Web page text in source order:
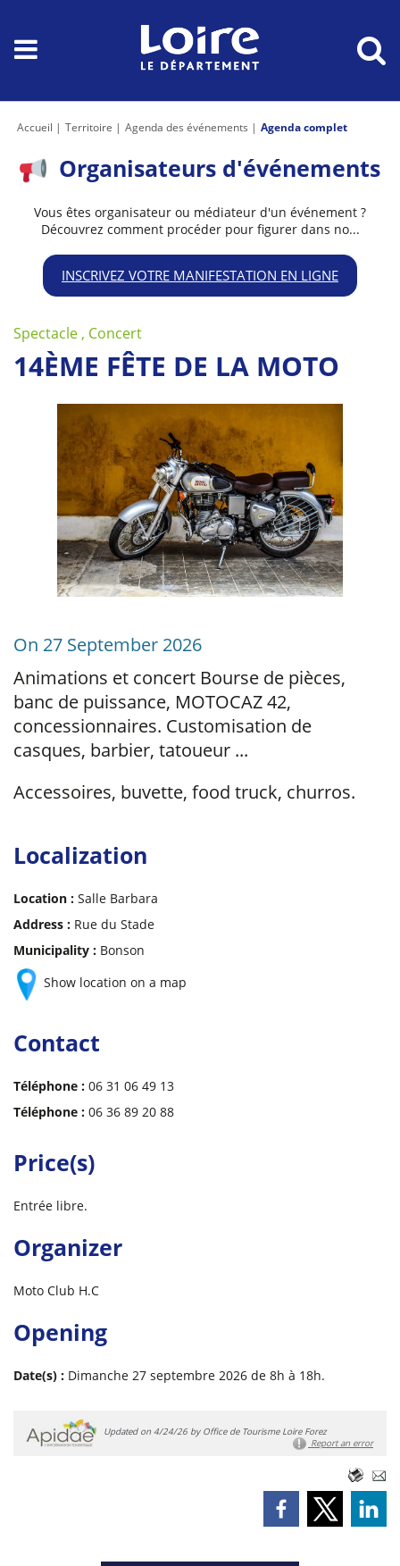
Accueil Territoire Agenda des événements Agenda complet
Organisateurs d'événements
Vous êtes organisateur ou médiateur d'un événement ?
Découvrez comment procéder pour figurer dans no...
INSCRIVEZ VOTRE MANIFESTATION EN LIGNE
Spectacle , Concert
14ÈME FÊTE DE LA MOTO
On 27 September 2026
Animations et concert Bourse de pièces,
banc de puissance, MOTOCAZ 42,
concessionnaires. Customisation de
casques, barbier, tatoueur ...
Accessoires, buvette, food truck, churros.
Localization
Location : Salle Barbara
Address : Rue du Stade
Municipality : Bonson
Show location on a map
Contact
Téléphone : 06 31 06 49 13
Téléphone : 06 36 89 20 88
Price(s)
Entrée libre.
Organizer
Moto Club H.C
Opening
Date(s) : Dimanche 27 septembre 2026 de 8h à 18h.
Updated on 4/24/26 by Office de Tourisme Loire Forez
Report an error